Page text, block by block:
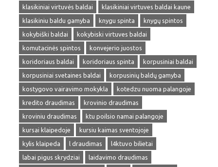
klasikiniai virtuvės baldai
klasikiniai virtuves baldai kaune
klasikiniu baldu gamyba
knygu spinta
knygų spintos
kokybiški baldai
kokybiski virtuves baldai
komutacinės spintos
konvejerio juostos
koridoriaus baldai
koridoriaus spinta
korpusiniai baldai
korpusiniai svetaines baldai
korpusinių baldų gamyba
kostygovo vairavimo mokykla
kotedzu nuoma palangoje
kredito draudimas
krovinio draudimas
kroviniu draudimas
ktu poilsio namai palangoje
kursai klaipedoje
kursiu kaimas sventojoje
kylis klaipeda
l draudimas
l4ktuvo bilietai
labai pigus skrydziai
laidavimo draudimas